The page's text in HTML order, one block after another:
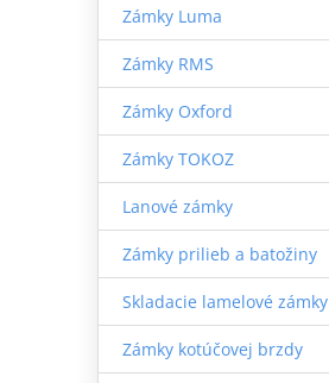
Zámky Luma
Zámky RMS
Zámky Oxford
Zámky TOKOZ
Lanové zámky
Zámky prilieb a batožiny
Skladacie lamelové zámky
Zámky kotúčovej brzdy